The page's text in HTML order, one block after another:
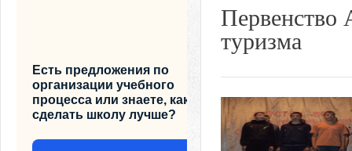
Первенство
туризма
Есть предложения по
организации учебного
процесса или знаете, как
сделать школу лучше?